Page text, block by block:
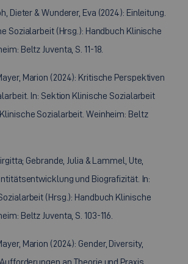
Dieter & Wunderer, Eva (2024): Einleitung.
Sozialarbeit (Hrsg.): Handbuch Klinische
Beltz Juventa, S. 11-18.
Marion (2024): Kritische Perspektiven
In: Sektion Klinische Sozialarbeit
Sozialarbeit. Weinheim: Beltz
Gebrande, Julia & Lammel, Ute,
und Biografizität. In:
(Hrsg.): Handbuch Klinische
Beltz Juventa, S. 103-116.
Marion (2024): Gender, Diversity,
an Theorie und Praxis